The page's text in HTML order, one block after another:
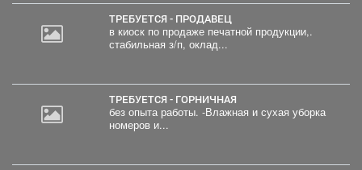
ТРЕБУЕТСЯ - ПРОДАВЕЦ
в киоск по продаже печатной продукции,.
стабильная з/п, оклад...
ТРЕБУЕТСЯ - ГОРНИЧНАЯ
без опыта работы. -Влажная и сухая уборка
номеров и...